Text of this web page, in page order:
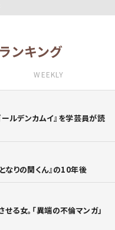
ンキング
WEEKLY
ルデンカムイ』を学芸員が読
なりの関くん』の10年後
る女。「異端の不倫マンガ」